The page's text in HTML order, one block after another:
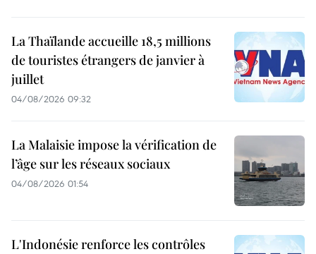
La Thaïlande accueille 18,5 millions
de touristes étrangers de janvier à
juillet
04/08/2026 09:32
La Malaisie impose la vérification de
l’âge sur les réseaux sociaux
04/08/2026 01:54
L'Indonésie renforce les contrôles